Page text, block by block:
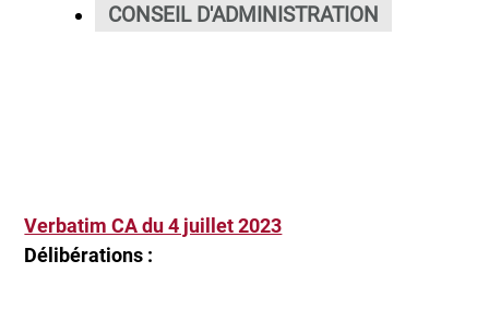
CONSEIL D'ADMINISTRATION
Verbatim CA du 4 juillet 2023
Délibérations :